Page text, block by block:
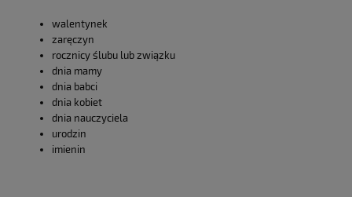
walentynek
zaręczyn
rocznicy ślubu lub związku
dnia mamy
dnia babci
dnia kobiet
dnia nauczyciela
urodzin
imienin